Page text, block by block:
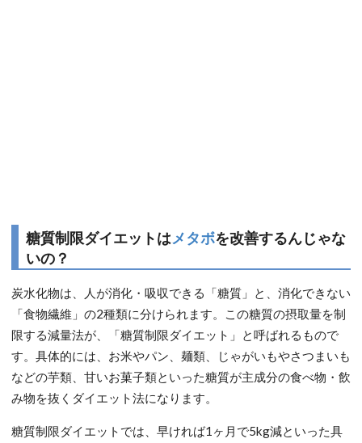
糖質制限ダイエットはメタボを改善するんじゃな
いの？
炭水化物は、人が消化・吸収できる「糖質」と、消化できない
「食物繊維」の2種類に分けられます。この糖質の摂取量を制
限する減量法が、「糖質制限ダイエット」と呼ばれるもので
す。具体的には、お米やパン、麺類、じゃがいもやさつまいも
などの芋類、甘いお菓子類といった糖質が主成分の食べ物・飲
み物を抜くダイエット法になります。
糖質制限ダイエットでは、早ければ1ヶ月で5kg減といった具